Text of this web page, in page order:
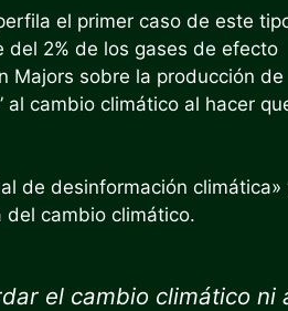
el primer caso de este
del 2% de los gases de efecto
Majors sobre la producción de
cambio climático al hacer
de desinformación climática»
cambio climático.
el cambio climático ni